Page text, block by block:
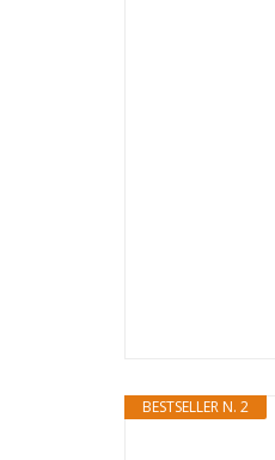
BESTSELLER N. 2